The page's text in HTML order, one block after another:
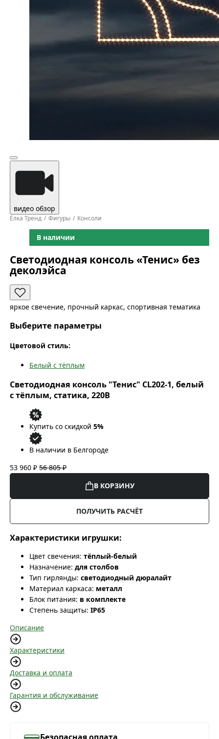
видео обзор
Ёлка Тренд Фигуры Консоли
В наличии
Светодиодная консоль «Тенис» без
деколэйса
яркое свечение, прочный каркас, спортивная тематика
Выберите параметры
Цветовой стиль:
Белый с тёплым
Светодиодная консоль "Тенис" CL202-1, белый
с тёплым, статика, 220В
Купить со скидкой 5%
В наличии в Белгороде
53 960 ₽ 56 805 ₽
В КОРЗИНУ
ПОЛУЧИТЬ РАСЧЁТ
Характеристики игрушки:
Цвет свечения: тёплый-белый
Назначение: для столбов
Тип гирлянды: светодиодный дюралайт
Материал каркаса: металл
Блок питания: в комплекте
Степень защиты: IP65
Описание
Характеристики
Доставка и оплата
Гарантия и обслуживание